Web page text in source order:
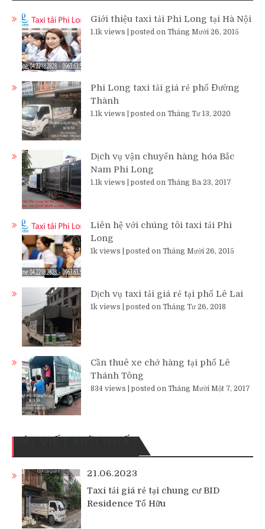
Giới thiệu taxi tải Phi Long tại Hà Nội
1.1k views posted on Tháng Mười 26, 2015
Phi Long taxi tải giá rẻ phố Đường
Thành
1.1k views posted on Tháng Tư 13, 2020
Dịch vụ vận chuyển hàng hóa Bắc
Nam Phi Long
1.1k views posted on Tháng Ba 23, 2017
Liên hệ với chúng tôi taxi tải Phi
Long
1k views posted on Tháng Mười 26, 2015
Dịch vụ taxi tải giá rẻ tại phố Lê Lai
1k views posted on Tháng Tư 26, 2018
Cần thuê xe chở hàng tại phố Lê
Thánh Tông
834 views posted on Tháng Mười Một 7, 2017
BÀI VIẾT MỚI NHẤT
21.06.2023
Taxi tải giá rẻ tại chung cư BID
Residence Tố Hữu